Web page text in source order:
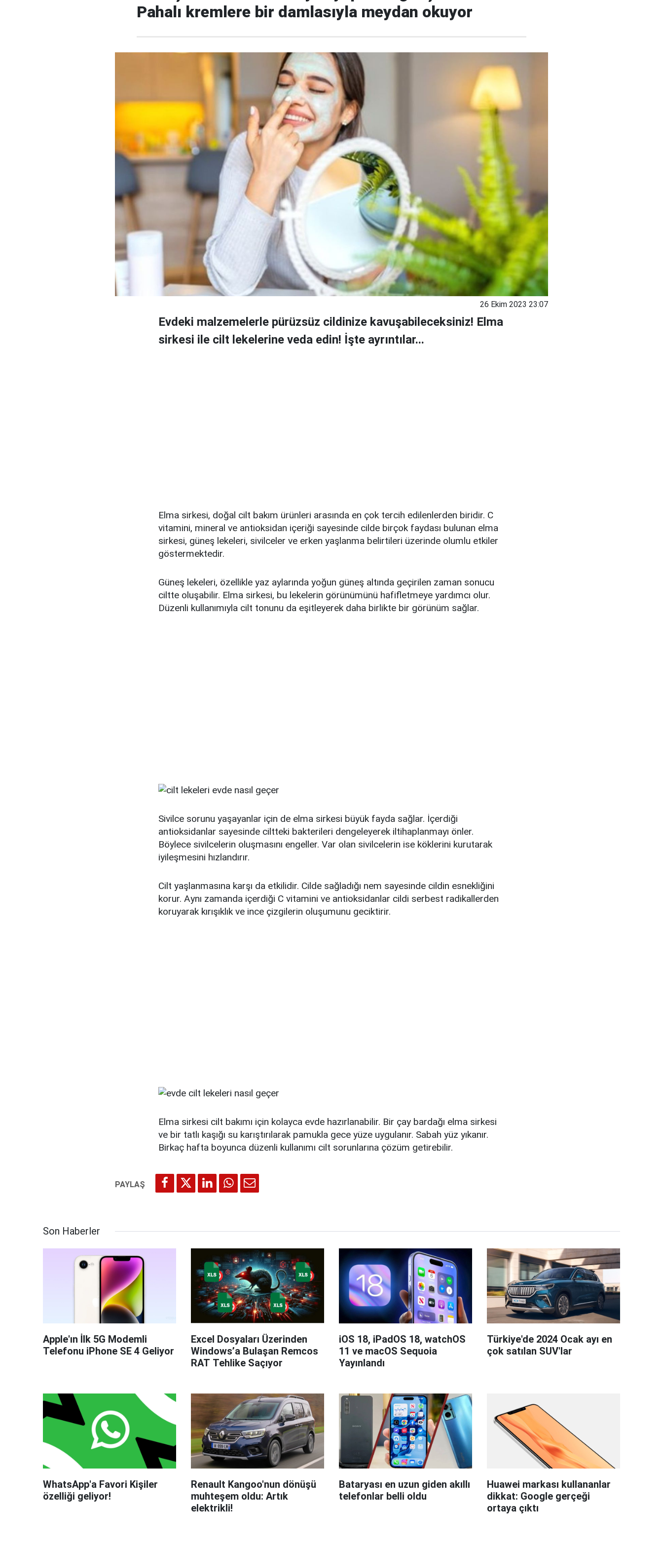
Pahalı kremlere bir damlasıyla meydan okuyor
26 Ekim 2023 23:07
Evdeki malzemelerle pürüzsüz cildinize kavuşabileceksiniz! Elma
sirkesi ile cilt lekelerine veda edin! İşte ayrıntılar...
Elma sirkesi, doğal cilt bakım ürünleri arasında en çok tercih edilenlerden biridir. C
vitamini, mineral ve antioksidan içeriği sayesinde cilde birçok faydası bulunan elma
sirkesi, güneş lekeleri, sivilceler ve erken yaşlanma belirtileri üzerinde olumlu etkiler
göstermektedir.
Güneş lekeleri, özellikle yaz aylarında yoğun güneş altında geçirilen zaman sonucu
ciltte oluşabilir. Elma sirkesi, bu lekelerin görünümünü hafifletmeye yardımcı olur.
Düzenli kullanımıyla cilt tonunu da eşitleyerek daha birlikte bir görünüm sağlar.
Sivilce sorunu yaşayanlar için de elma sirkesi büyük fayda sağlar. İçerdiği
antioksidanlar sayesinde ciltteki bakterileri dengeleyerek iltihaplanmayı önler.
Böylece sivilcelerin oluşmasını engeller. Var olan sivilcelerin ise köklerini kurutarak
iyileşmesini hızlandırır.
Cilt yaşlanmasına karşı da etkilidir. Cilde sağladığı nem sayesinde cildin esnekliğini
korur. Aynı zamanda içerdiği C vitamini ve antioksidanlar cildi serbest radikallerden
koruyarak kırışıklık ve ince çizgilerin oluşumunu geciktirir.
Elma sirkesi cilt bakımı için kolayca evde hazırlanabilir. Bir çay bardağı elma sirkesi
ve bir tatlı kaşığı su karıştırılarak pamukla gece yüze uygulanır. Sabah yüz yıkanır.
Birkaç hafta boyunca düzenli kullanımı cilt sorunlarına çözüm getirebilir.
Son Haberler
Apple'ın İlk 5G Modemli
Telefonu iPhone SE 4 Geliyor
Excel Dosyaları Üzerinden
Windows’a Bulaşan Remcos
RAT Tehlike Saçıyor
iOS 18, iPadOS 18, watchOS
11 ve macOS Sequoia
Yayınlandı
Türkiye'de 2024 Ocak ayı en
çok satılan SUV'lar
WhatsApp'a Favori Kişiler
özelliği geliyor!
Renault Kangoo'nun dönüşü
muhteşem oldu: Artık
elektrikli!
Bataryası en uzun giden akıllı
telefonlar belli oldu
Huawei markası kullananlar
dikkat: Google gerçeği
ortaya çıktı